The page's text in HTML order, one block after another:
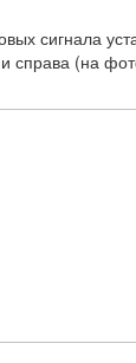
сигна­ла
справа (на